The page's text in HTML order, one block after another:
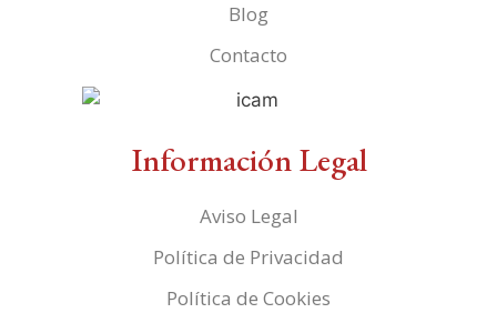
Blog
Contacto
Información Legal
Aviso Legal
Política de Privacidad
Política de Cookies